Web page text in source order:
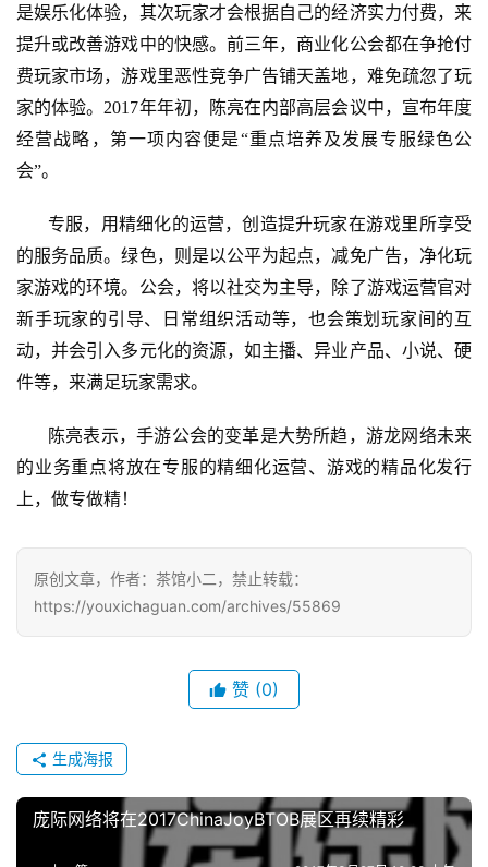
游
戏
单
机
游
戏
闲
游
戏
2
5
第
十
金
茶
奖
7
月
3
是娱乐化体验，其次玩家才会根据自己的经济实力付费，来
提升或改善游戏中的快感。前三年，商业化公会都在争抢付
费玩家市场，游戏里恶性竞争广告铺天盖地，难免疏忽了玩
家的体验。2017年年初，陈亮在内部高层会议中，宣布年度
经营战略，第一项内容便是“重点培养及发展专服绿色公
会”。
专服，用精细化的运营，创造提升玩家在游戏里所享受
的服务品质。绿色，则是以公平为起点，减免广告，净化玩
家游戏的环境。公会，将以社交为主导，除了游戏运营官对
新手玩家的引导、日常组织活动等，也会策划玩家间的互
动，并会引入多元化的资源，如主播、异业产品、小说、硬
件等，来满足玩家需求。
陈亮表示，手游公会的变革是大势所趋，游龙网络未来
的业务重点将放在专服的精细化运营、游戏的精品化发行
上，做专做精！
原创文章，作者：茶馆小二，禁止转载：
https://youxichaguan.com/archives/55869
赞 (0)
生成海报
庞际网络将在2017ChinaJoyBTOB展区再续精彩